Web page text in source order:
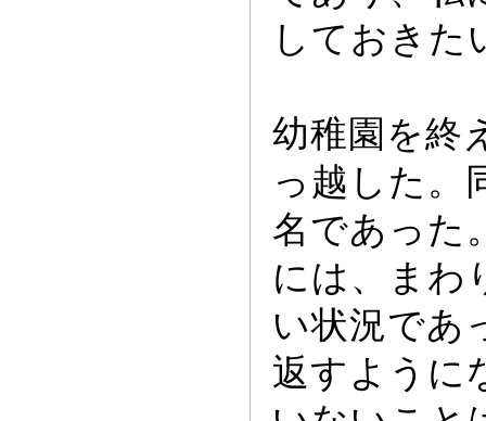
しておきた
幼稚園を終
っ 越した。
名であ っ た
には、まわ
い状況であ
返すように